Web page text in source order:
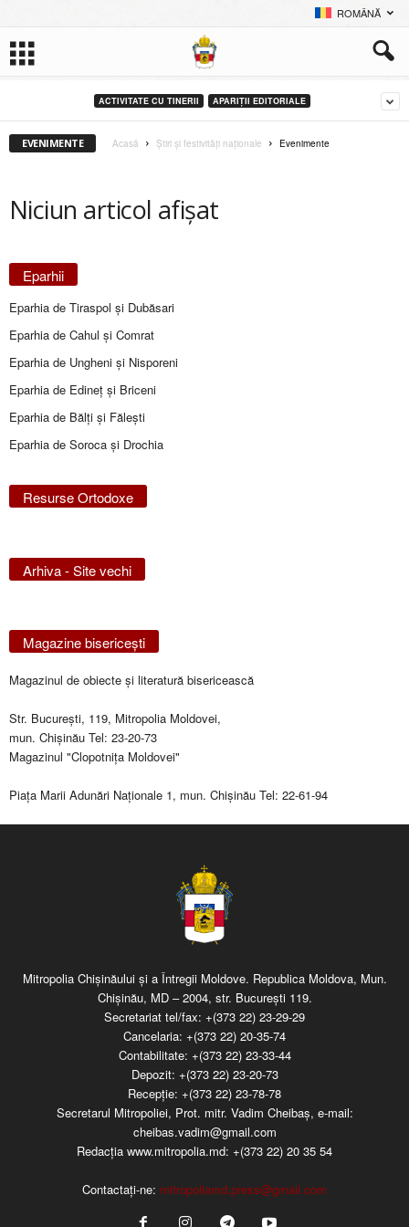
ROMÂNĂ
ACTIVITATE CU TINERII APARIȚII EDITORIALE
EVENIMENTE Acasă Știri și festivități naționale Evenimente
Niciun articol afișat
Eparhii
Eparhia de Tiraspol și Dubăsari
Eparhia de Cahul și Comrat
Eparhia de Ungheni și Nisporeni
Eparhia de Edineţ şi Briceni
Eparhia de Bălţi şi Făleşti
Eparhia de Soroca și Drochia
Resurse Ortodoxe
Arhiva - Site vechi
Magazine bisericeşti
Magazinul de obiecte şi literatură bisericească
Str. Bucureşti, 119, Mitropolia Moldovei,
mun. Chişinău Tel: 23-20-73
Magazinul "Clopotniţa Moldovei"
Piaţa Marii Adunări Naţionale 1, mun. Chişinău Tel: 22-61-94
Mitropolia Chişinăului şi a Întregii Moldove. Republica Moldova, Mun.
Chişinău, MD – 2004, str. Bucureşti 119.
Secretariat tel/fax: +(373 22) 23-29-29
Cancelaria: +(373 22) 20-35-74
Contabilitate: +(373 22) 23-33-44
Depozit: +(373 22) 23-20-73
Recepţie: +(373 22) 23-78-78
Secretarul Mitropoliei, Prot. mitr. Vadim Cheibaş, e-mail:
cheibas.vadim@gmail.com
Redacția www.mitropolia.md: +(373 22) 20 35 54
Contactați-ne: mitropoliamd.press@gmail.com